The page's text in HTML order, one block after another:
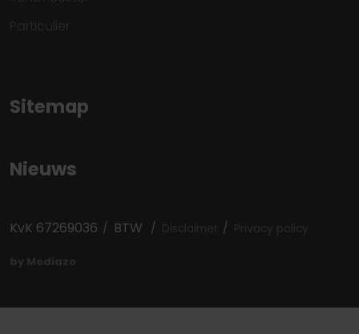
Particulier
Sitemap
Nieuws
KvK 67269036 BTW Disclaimer Privacy policy
by Mediazo